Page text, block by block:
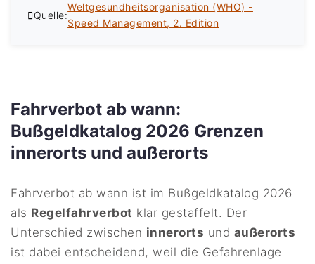
Quelle:
Weltgesundheitsorganisation (WHO) -
Speed Management, 2. Edition
Fahrverbot ab wann:
Bußgeldkatalog 2026 Grenzen
innerorts und außerorts
Fahrverbot ab wann ist im Bußgeldkatalog 2026
als Regelfahrverbot klar gestaffelt. Der
Unterschied zwischen innerorts und außerorts
ist dabei entscheidend, weil die Gefahrenlage